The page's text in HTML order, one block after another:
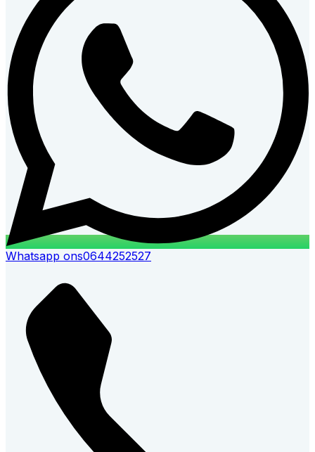
Whatsapp ons0644252527